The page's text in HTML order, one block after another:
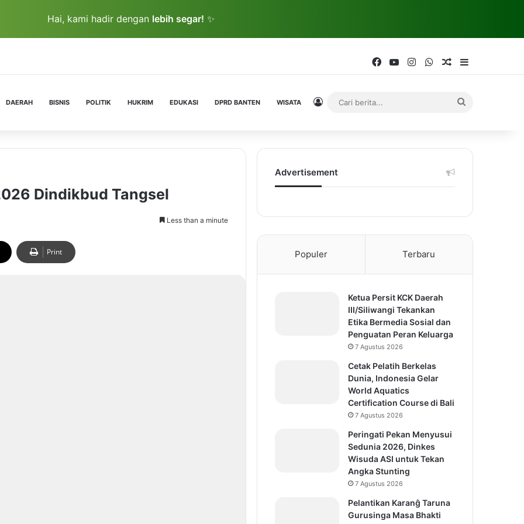
Hai, kami hadir dengan lebih segar! ✨
FacebookYouTubeInstagramWhatsAppRandom Article
DAERAH BISNIS POLITIK HUKRIM EDUKASI DPRD BANTEN WISATA Log In
Dindikbud Tangsel
Less than a minute
Print
Advertisement
Populer Terbaru
Ketua Persit KCK Daerah
III/Siliwangi Tekankan
Etika Bermedia Sosial dan
Penguatan Peran Keluarga
7 Agustus 2026
Cetak Pelatih Berkelas
Dunia, Indonesia Gelar
World Aquatics
Certification Course di Bali
7 Agustus 2026
Peringati Pekan Menyusui
Sedunia 2026, Dinkes
Wisuda ASI untuk Tekan
Angka Stunting
7 Agustus 2026
Pelantikan Karanĝ Taruna
Gurusinga Masa Bhakti